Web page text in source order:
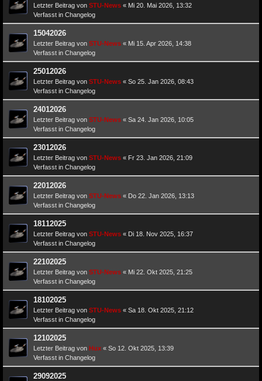
Letzter Beitrag von STU-News « Mi 20. Mai 2026, 13:32
Verfasst in Changelog
15042026
Letzter Beitrag von STU-News « Mi 15. Apr 2026, 14:38
Verfasst in Changelog
25012026
Letzter Beitrag von STU-News « So 25. Jan 2026, 08:43
Verfasst in Changelog
24012026
Letzter Beitrag von STU-News « Sa 24. Jan 2026, 10:05
Verfasst in Changelog
23012026
Letzter Beitrag von STU-News « Fr 23. Jan 2026, 21:09
Verfasst in Changelog
22012026
Letzter Beitrag von STU-News « Do 22. Jan 2026, 13:13
Verfasst in Changelog
18112025
Letzter Beitrag von STU-News « Di 18. Nov 2025, 16:37
Verfasst in Changelog
22102025
Letzter Beitrag von STU-News « Mi 22. Okt 2025, 21:25
Verfasst in Changelog
18102025
Letzter Beitrag von STU-News « Sa 18. Okt 2025, 21:12
Verfasst in Changelog
12102025
Letzter Beitrag von Hux « So 12. Okt 2025, 13:39
Verfasst in Changelog
29092025